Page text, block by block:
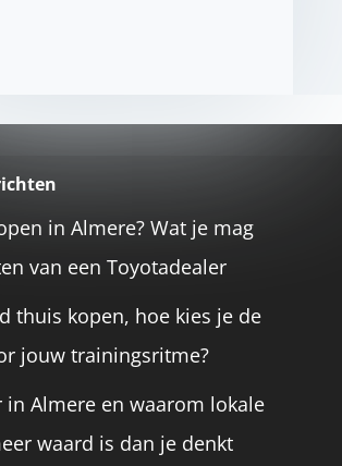
in Almere? Wat je mag
van een Toyotadealer
thuis kopen, hoe kies je de
jouw trainingsritme?
in Almere en waarom lokale
waard is dan je denkt